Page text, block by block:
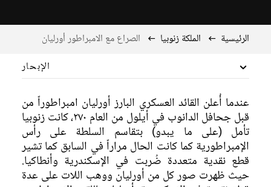
الرئيسية الملكة زنوبيا
الصراع مع الامبراطور أورليان
الإبحار
زوجة أذينة
الصراع مع الامبراطور أورليان
تخليد زنوبيا
عندما أُعلن القائد العسكري البارز أورليان امبراطوراً من
قبل جحافل الدانوب في أيلول من العام ٢٧٠، كانت زنوبيا
تأمل (على ما يبدو) بتقاسم السلطة على رأس
الإمبراطورية كما كانت الحال مراراً في السابق كما تشير
قطع نقدية متعددة ضُربت في الإسكندرية وأنطاكيا.
حيث ظهرت صور كل من أورليان ووهب اللات على عدة